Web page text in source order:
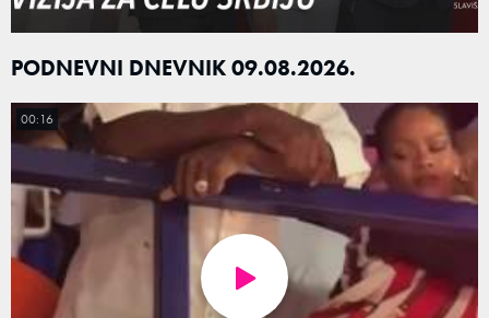
PODNEVNI DNEVNIK 09.08.2026.
00:16